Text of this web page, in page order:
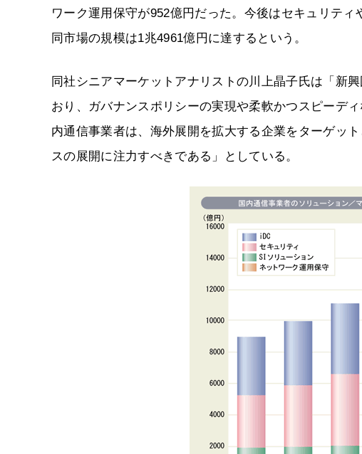
ワーク運用保守が952億円だった。今後はセキュリテ
同市場の規模は1兆4961億円に達するという。
同社シニアマーケットアナリストの川上晶子氏は「新
おり、ガバナンスポリシーの実現や柔軟かつスピーデ
内通信事業者は、海外展開を拡大する企業をターゲッ
スの展開に注力すべきである」としている。